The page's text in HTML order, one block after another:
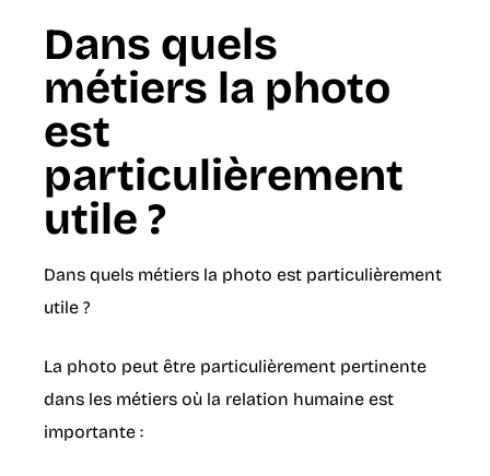
Dans quels
métiers la photo
est
particulièrement
utile ?
Dans quels métiers la photo est particulièrement
utile ?
La photo peut être particulièrement pertinente
dans les métiers où la relation humaine est
importante :